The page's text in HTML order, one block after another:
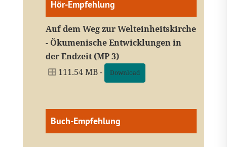
Hör-Empfehlung
Auf dem Weg zur Welteinheitskirche
- Ökumenische Entwicklungen in
der Endzeit (MP 3)
111.54 MB -
Download
Buch-Empfehlung